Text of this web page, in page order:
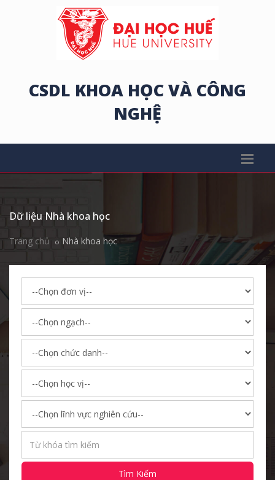
CSDL KHOA HỌC VÀ CÔNG
NGHỆ
Dữ liệu Nhà khoa học
Trang chủ Nhà khoa học
Tìm Kiếm